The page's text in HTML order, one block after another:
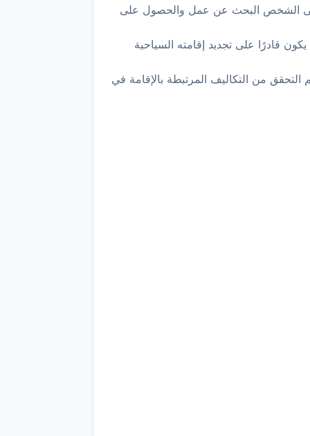
انتهاء هذه المدة، يجب على الشخص البحث عن عمل والحصول على
على إقامة عمل بعد انتهاء فترة الـ 6 أشهر، فلن يكون قادرًا على تجديد إقامته السياحية
من التكاليف المرتبطة بالإقامة في